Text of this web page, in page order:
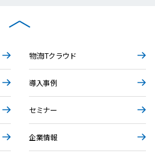
物流ITクラウド
導入事例
セミナー
企業情報